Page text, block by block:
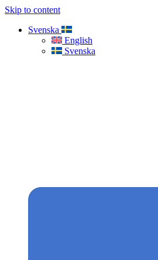
Skip to content
Svenska
English
Svenska